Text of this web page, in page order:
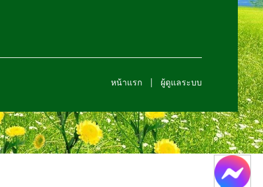
หน้าแรก ผู้ดูแลระบบ